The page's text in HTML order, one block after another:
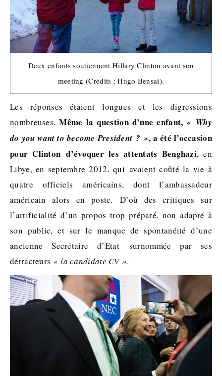
Deux enfants soutiennent Hillary Clinton avant son
meeting (Crédits : Hugo Bensai).
Les réponses étaient longues et les digressions
nombreuses.Même la question d’une enfant, « Why
do you want to become President ? », a été l’occasion
pour Clinton d’évoquer les attentats Benghazi, en
Libye, en septembre 2012, qui avaient coûté la vie à
quatre officiels américains, dont l’ambassadeur
américain alors en poste. D’où des critiques sur
l’artificialité d’un propos trop préparé, non adapté à
son public, et sur le manque de spontanéité d’une
ancienne Secrétaire d’Etat surnommée par ses
détracteurs « la candidate CV ».